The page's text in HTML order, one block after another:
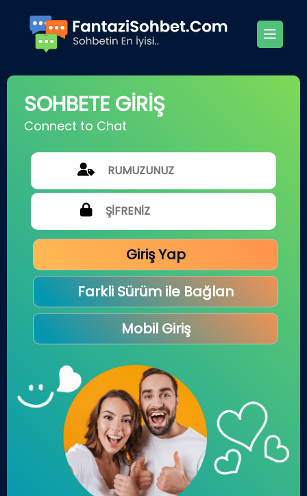
SOHBETE GİRİŞ
Connect to Chat
Giriş Yap
Farkli Sürüm ile Bağlan
Mobil Giriş